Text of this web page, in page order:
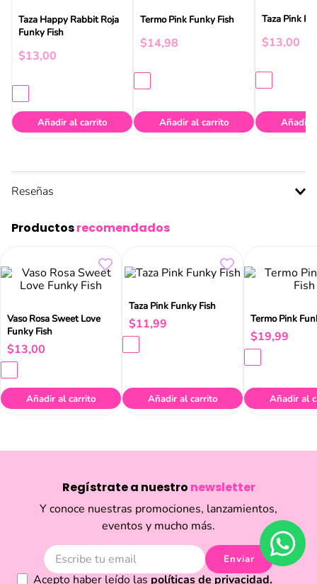
Taza Happy Rabbit Roja
Funky Fish
$13,00
Añadir al carrito
Termo Pink Funky Fish
$14,98
Añadir al carrito
Taza Pink
$13,00
Añadir
Reseñas
Productosrecomendados
Funky Fish
$13,00
Añadir al carrito
Taza Pink Funky Fish
$11,99
Añadir al carrito
$19,99
Añadir al
Y conoce nuestras promociones, lanzamientos,
eventos y mucho más.
Enviar
Acepto haber leído las políticas de privacidad.